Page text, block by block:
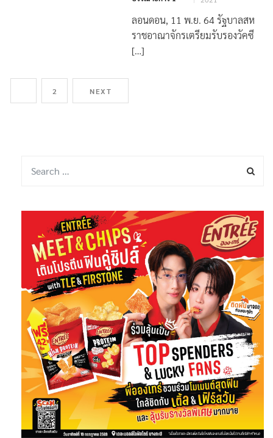
ลอนดอน, 11 พ.ย. 64 รัฐบาลสห
ราชอาณาจักรเตรียมรับรองวัคซี
[…]
2 NEXT